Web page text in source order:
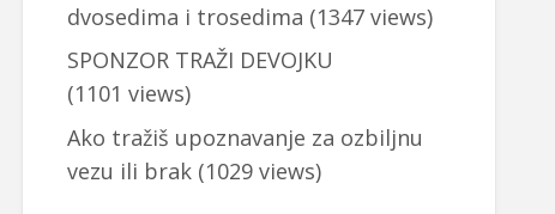
dvosedima i trosedima (1347 views)
SPONZOR TRAŽI DEVOJKU
(1101 views)
Ako tražiš upoznavanje za ozbiljnu
vezu ili brak(1029 views)